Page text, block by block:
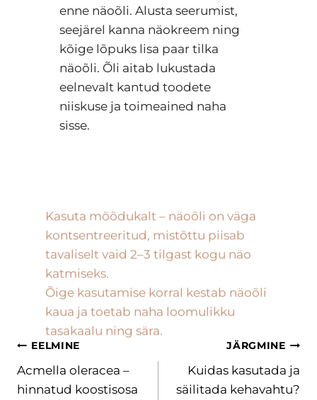
seejärel kanna näokreem ning
kõige lõpuks lisa paar tilka
näoõli. Õli aitab lukustada
eelnevalt kantud toodete
niiskuse ja toimeained naha
sisse.
kontsentreeritud, mistõttu piisab
tavaliselt vaid 2–3 tilgast kogu näo
katmiseks.
Õige kasutamise korral kestab näoõli
kaua ja toetab naha loomulikku
tasakaalu ning sära.
EELMINE
Acmella oleracea –
hinnatud koostisosa
JÄRGMINE
Kuidas kasutada ja
säilitada kehavahtu?